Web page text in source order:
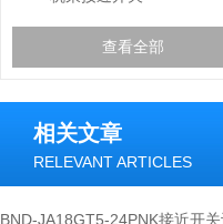
查看全部
相关文章
RELEVANT ARTICLES